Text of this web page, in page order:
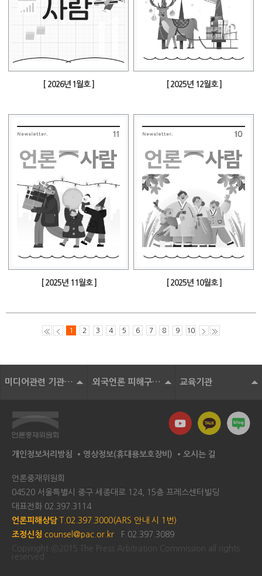
[ 2026년 1월호 ] [ 2025년 12월호 ]
[ 2025년 11월호 ] [ 2025년 10월호 ]
1 2 3 4 5 6 7 8 9 10
미디어관련 기관 및 단체 외국언론 피해구제기구 교육기관
개인정보처리방침 영상정보(휴대용보호장비) 오시는 길
언론중재위원회
04520 서울특별시 중구 세종대로 124, 15층 프레스센터빌딩
대표전화 02.397.3114
언론피해상담 T.02.397.3000(ARS 안내 시 1번)
조정신청 counsel@pac.or.kr
F.02.397.3089
Copyright ⓒ2015 The Press Arbitration Commission all rights
reserved.